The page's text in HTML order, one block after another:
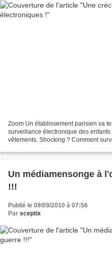
Zoom Un établissement parisien va
surveillance électronique des
vêtements. Shocking ? Comment
Un médiamensonge à
!!!
Publié le 09/09/2010 à 07:56
Par sceptix